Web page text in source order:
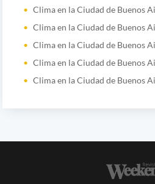
Clima en la Ciudad de Buenos
Clima en la Ciudad de Buenos
Clima en la Ciudad de Buenos
Clima en la Ciudad de Buenos
Clima en la Ciudad de Buenos